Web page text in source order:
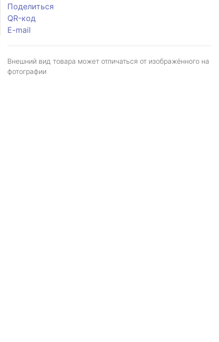
Поделиться
QR-код
E-mail
Внешний вид товара может отличаться от изображённого на
фотографии